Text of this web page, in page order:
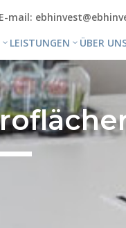
E-mail:
LEISTUNGEN ÜBER